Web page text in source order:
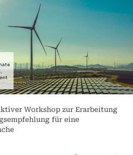
Workshop zur Erarbeitung
für eine